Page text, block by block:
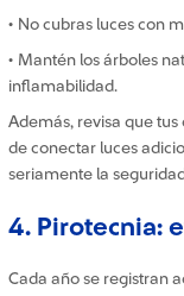
• No cubras luces con
• Mantén los árboles
inflamabilidad.
Además, revisa que
de conectar luces
seriamente la
4. Pirotecnia:
Cada año se registran